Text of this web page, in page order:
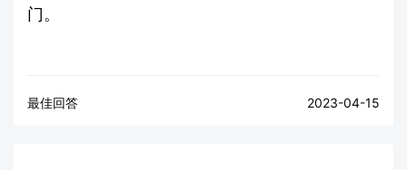
门。
最佳回答 2023-04-15